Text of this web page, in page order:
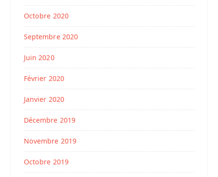
Octobre 2020
Septembre 2020
Juin 2020
Février 2020
Janvier 2020
Décembre 2019
Novembre 2019
Octobre 2019